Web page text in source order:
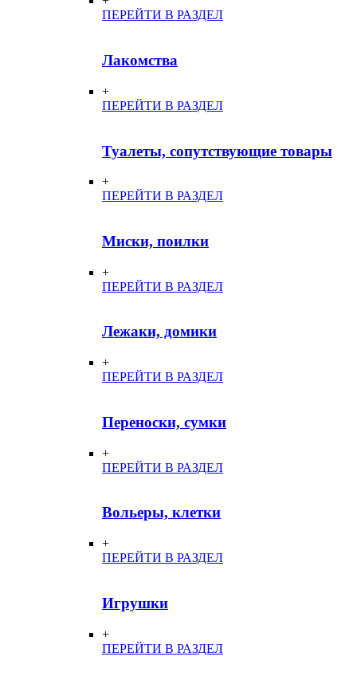
ПЕРЕЙТИ В РАЗДЕЛ
Лакомства
+
ПЕРЕЙТИ В РАЗДЕЛ
Туалеты, сопутствующие товары
+
ПЕРЕЙТИ В РАЗДЕЛ
Миски, поилки
+
ПЕРЕЙТИ В РАЗДЕЛ
Лежаки, домики
+
ПЕРЕЙТИ В РАЗДЕЛ
Переноски, сумки
+
ПЕРЕЙТИ В РАЗДЕЛ
Вольеры, клетки
+
ПЕРЕЙТИ В РАЗДЕЛ
Игрушки
+
ПЕРЕЙТИ В РАЗДЕЛ